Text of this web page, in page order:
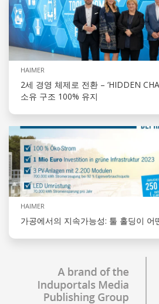
HAIMER
2세 경영 체제로 전환 – ‘HIDDEN
소유 구조 100% 유지
HAIMER
가공에서의 지속가능성: 툴 홀딩이 어